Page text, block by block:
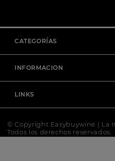
CATEGORÍAS
INFORMACION
LINKS
© Copyright Easybuywine | La
Todos los derechos reservados.